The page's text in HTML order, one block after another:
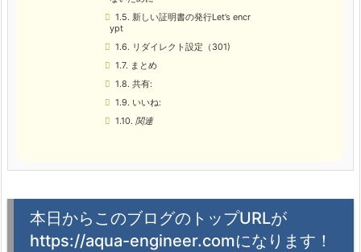
1.5. 新しい証明書の発行Let’s encr
ypt
1.6. リダイレクト設定（301)
1.7. まとめ
1.8. 共有:
1.9. いいね:
1.10. 関連
本日からこのブログのトップURLが
https://aqua-engineer.comになります！